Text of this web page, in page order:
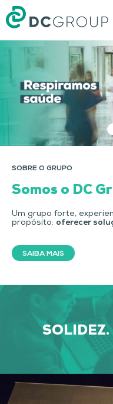
SOBRE O GRUPO
Somos o DC
Um grupo forte,
propósito: oferecer
SAIBA MAIS
SOLIDEZ.